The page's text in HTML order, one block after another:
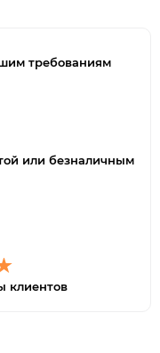
требованиям
или безналичным
клиентов